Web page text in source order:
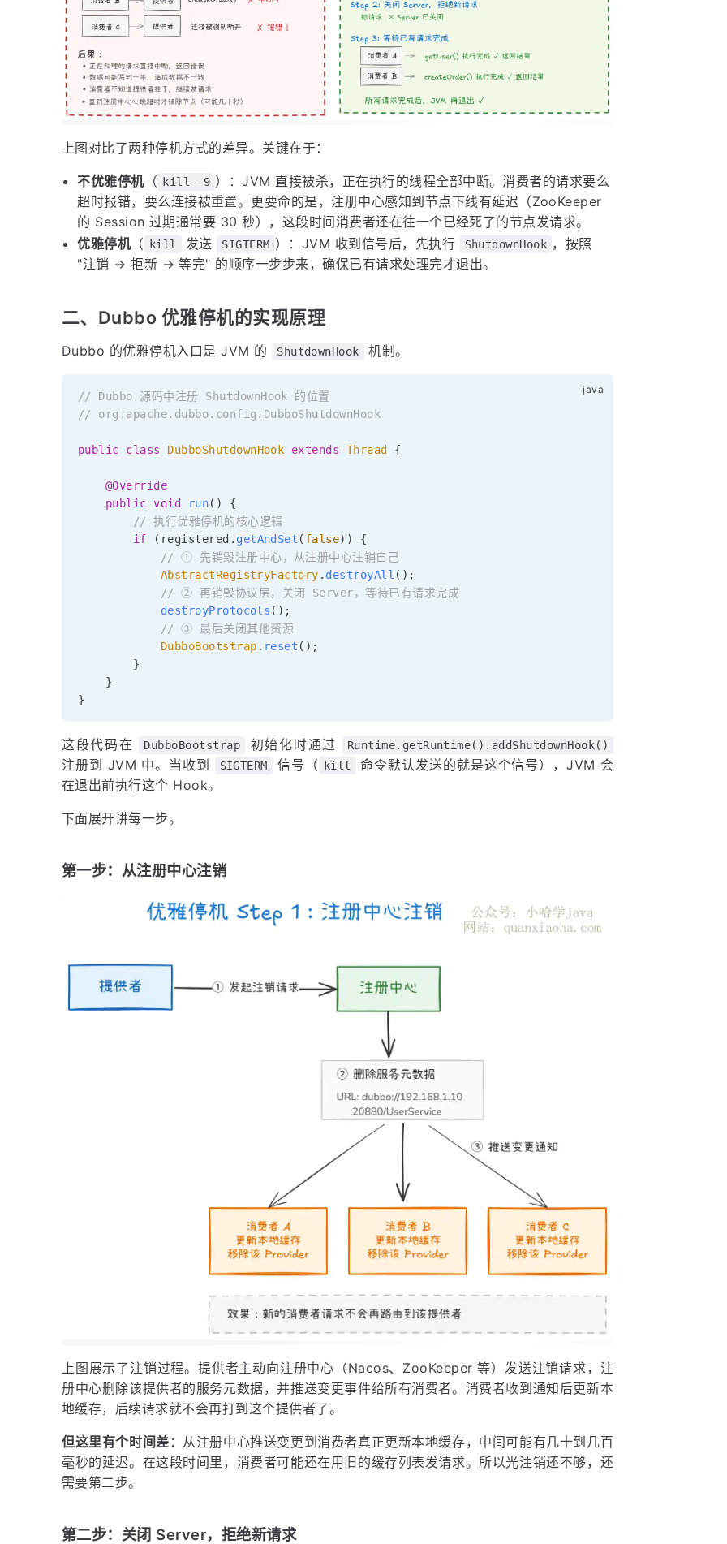
上图对比了两种停机方式的差异。关键在于：
不优雅停机（ kill -9 ）：JVM 直接被杀，正在执行的线程全部中断。消费者的请求要么
超时报错，要么连接被重置。更要命的是，注册中心感知到节点下线有延迟（ZooKeeper
的 Session 过期通常要 30 秒），这段时间消费者还在往一个已经死了的节点发请求。
优雅停机（ kill 发送 SIGTERM ）：JVM 收到信号后，先执行 ShutdownHook ，按照
"注销 → 拒新 → 等完" 的顺序一步步来，确保已有请求处理完才退出。
二、Dubbo 优雅停机的实现原理
Dubbo 的优雅停机入口是 JVM 的 ShutdownHook 机制。
// Dubbo 源码中注册 ShutdownHook 的位置
// org.apache.dubbo.config.DubboShutdownHook
public class DubboShutdownHook extends Thread {
@Override
public void run( )
{
// 执行优雅停机的核心逻辑
if
( registered . getAndSet ( false) )
{
// ① 先销毁注册中心，从注册中心注销自己
AbstractRegistryFactory . destroyAll ( ) ;
// ② 再销毁协议层，关闭 Server，等待已有请求完成
destroyProtocols ( ) ;
// ③ 最后关闭其他资源
DubboBootstrap . reset ( ) ;
}
}
}
这段代码在 DubboBootstrap 初始化时通过 Runtime.getRuntime().addShutdownHook()
注册到 JVM 中。当收到 SIGTERM 信号（ kill
命令默认发送的就是这个信号），JVM 会
在退出前执行这个 Hook。
下面展开讲每一步。
第一步：从注册中心注销
上图展示了注销过程。提供者主动向注册中心（Nacos、ZooKeeper 等）发送注销请求，注
册中心删除该提供者的服务元数据，并推送变更事件给所有消费者。消费者收到通知后更新本
地缓存，后续请求就不会再打到这个提供者了。
但这里有个时间差 ：从注册中心推送变更到消费者真正更新本地缓存，中间可能有几十到几百
毫秒的延迟。在这段时间里，消费者可能还在用旧的缓存列表发请求。所以光注销还不够，还
需要第二步。
第二步：关闭 Server，拒绝新请求